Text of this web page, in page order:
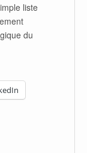
liste
du